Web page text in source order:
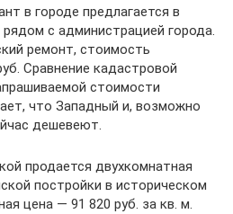
в городе предлагается в
с администрацией города.
ремонт, стоимость
Сравнение кадастровой
стоимости
что Западный и, возможно
дешевеют.
продается двухкомнатная
постройки в историческом
цена — 91 820 руб. за кв. м.